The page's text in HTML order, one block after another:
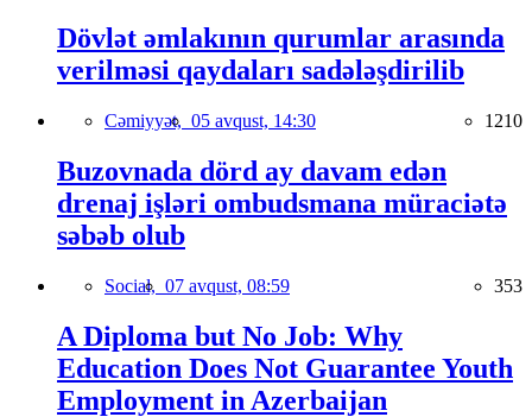
Dövlət əmlakının qurumlar arasında
verilməsi qaydaları sadələşdirilib
Cəmiyyət, 05 avqust, 14:30 1210
Buzovnada dörd ay davam edən
drenaj işləri ombudsmana müraciətə
səbəb olub
Social, 07 avqust, 08:59 353
A Diploma but No Job: Why
Education Does Not Guarantee Youth
Employment in Azerbaijan